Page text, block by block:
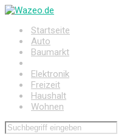
Zum
springenStartseite
Auto
Baumarkt
Elektronik
Freizeit
Haushalt
Wohnen